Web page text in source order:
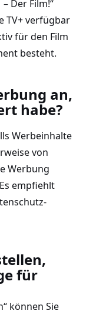
Der Film!“
TV+ verfügbar
für den Film
besteht.
an,
habe?
Werbeinhalte
von
Werbung
empfiehlt
für
können Sie